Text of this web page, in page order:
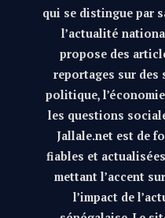
qui se distingue par
l’actualité
propose des
reportages sur des
politique,
les questions
Jallale.net est de
fiables et
mettant l’accent
l’impact de